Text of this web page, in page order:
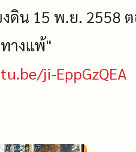
งดิน 15 พ.ย. 2558
างแพ้"
ji-EppGzQEA